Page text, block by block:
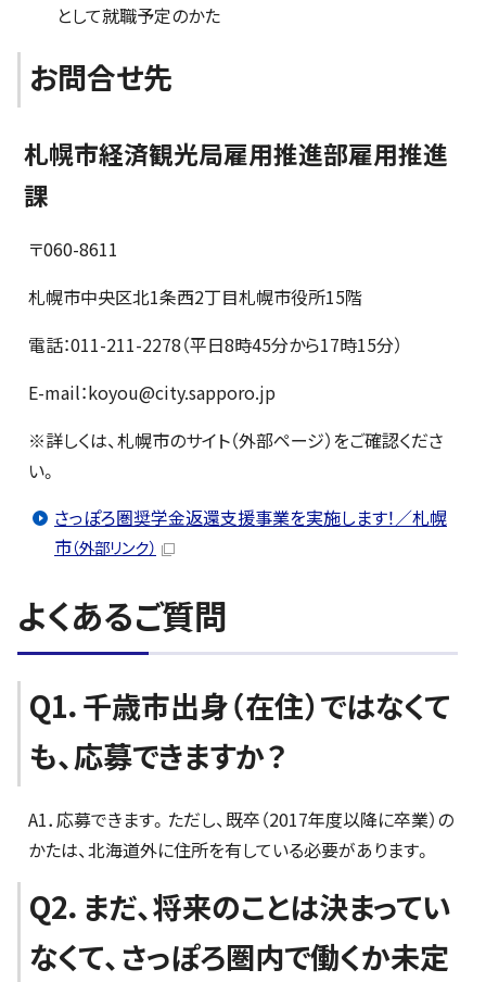
として就職予定のかた
お問合せ先
札幌市経済観光局雇用推進部雇用推進
課
〒060-8611
札幌市中央区北1条西2丁目札幌市役所15階
電話：011-211-2278（平日8時45分から17時15分）
E-mail：koyou@city.sapporo.jp
※詳しくは、札幌市のサイト（外部ページ）をご確認くださ
い。
さっぽろ圏奨学金返還支援事業を実施します！／札幌
市（外部リンク）
よくあるご質問
Q1．千歳市出身（在住）ではなくて
も、応募できますか？
A1．応募できます。ただし、既卒（2017年度以降に卒業）の
かたは、北海道外に住所を有している必要があります。
Q2．まだ、将来のことは決まってい
なくて、さっぽろ圏内で働くか未定